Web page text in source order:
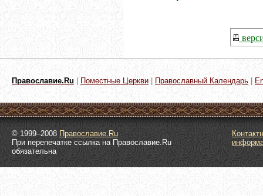
Православие.Ru Поместные Церкви Православный Календарь
© 1999–2008 Православие.Ru
При перепечатке ссылка на Православие.Ru
обязательна